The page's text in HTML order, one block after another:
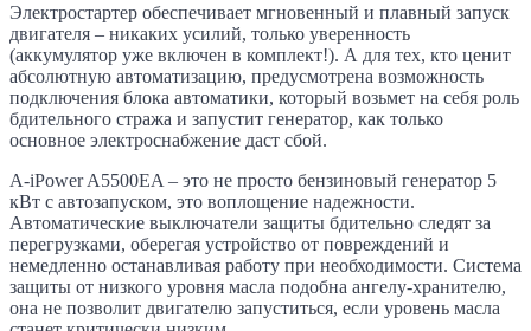
Электростартер обеспечивает мгновенный и плавный запуск
двигателя – никаких усилий, только уверенность
(аккумулятор уже включен в комплект!). А для тех, кто ценит
абсолютную автоматизацию, предусмотрена возможность
подключения блока автоматики, который возьмет на себя роль
бдительного стража и запустит генератор, как только
основное электроснабжение даст сбой.
A-iPower A5500EA – это не просто бензиновый генератор 5
кВт с автозапуском, это воплощение надежности.
Автоматические выключатели защиты бдительно следят за
перегрузками, оберегая устройство от повреждений и
немедленно останавливая работу при необходимости. Система
защиты от низкого уровня масла подобна ангелу-хранителю,
она не позволит двигателю запуститься, если уровень масла